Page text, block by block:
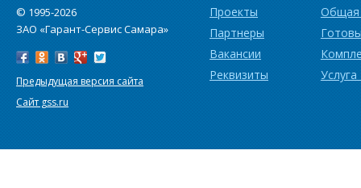
© 1995-2026
ЗАО «Гарант-Сервис Самара»
Предыдущая версия сайта
Сайт gss.ru
Проекты
Партнеры
Вакансии
Реквизиты
Общая